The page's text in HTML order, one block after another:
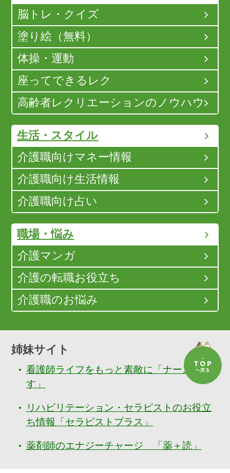
脳トレ・クイズ
塗り絵（無料）
体操・運動
座ってできるレク
高齢者レクリエーションのノウハウ
生活・スタイル
介護職向けマネー情報
介護職向け生活情報
介護職向け占い
職場・悩み
介護マンガ
介護の転職お役立ち
介護職のお悩み
姉妹サイト
看護師ライフをもっと素敵に「ナースぷら
す」
リハビリテーション・セラピストのお役立
ち情報「セラピストプラス」
薬剤師のエナジーチャージ 「薬＋読」